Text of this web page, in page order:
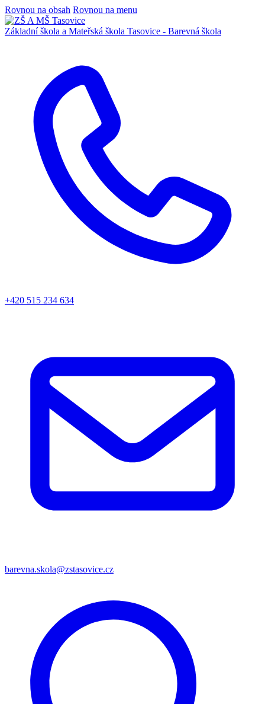
Rovnou na obsah Rovnou na menu
Základní škola a Mateřská škola Tasovice - Barevná škola
+420 515 234 634
barevna.skola@zstasovice.cz